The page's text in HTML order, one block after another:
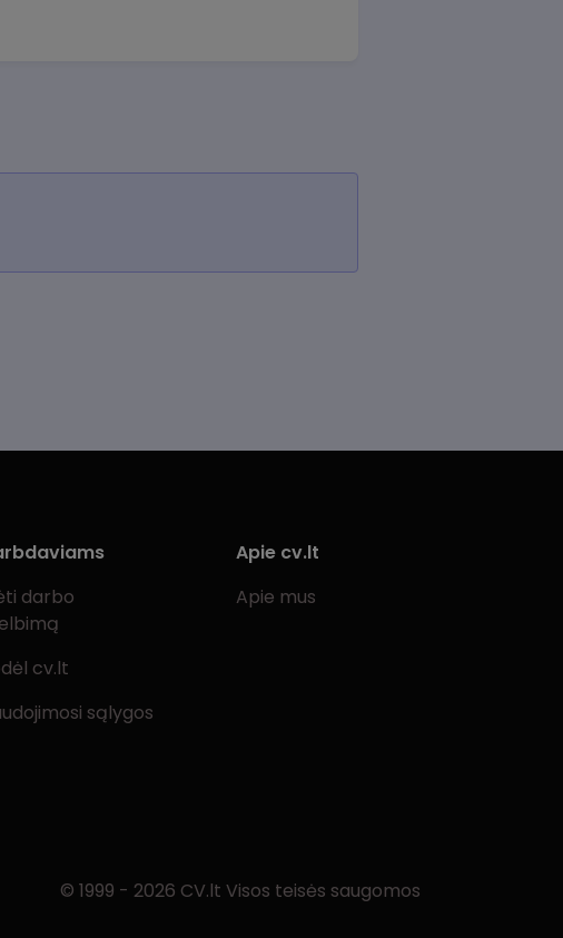
darbo
cv.lt
sąlygos
Apie cv.lt
Apie mus
© 1999 - 2026 CV.lt Visos teisės saugomos